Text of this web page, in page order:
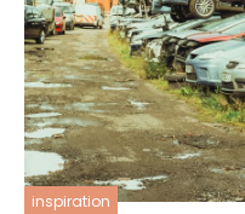
inspiration